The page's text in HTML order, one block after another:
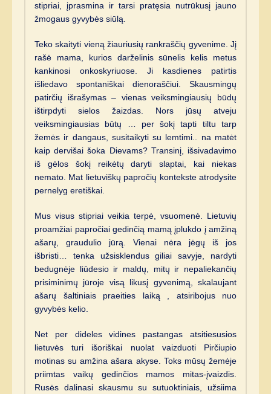
stipriai, įprasmina ir tarsi pratęsia nutrūkusį jauno
žmogaus gyvybės siūlą.
Teko skaityti vieną žiauriusių rankraščių gyvenime. Jį
rašė mama, kurios darželinis sūnelis kelis metus
kankinosi onkoskyriuose. Ji kasdienes patirtis
išliedavo spontaniškai dienoraščiui. Skausmingų
patirčių išrašymas – vienas veiksmingiausių būdų
ištirpdyti sielos žaizdas. Nors jūsų atveju
veiksmingiausias būtų … per šokį tapti tiltu tarp
žemės ir dangaus, susitaikyti su lemtimi.. na matėt
kaip dervišai šoka Dievams? Transinį, išsivadavimo
iš gėlos šokį reikėtų daryti slaptai, kai niekas
nemato. Mat lietuviškų papročių kontekste atrodysite
pernelyg eretiškai.
Mus visus stipriai veikia terpė, vsuomenė. Lietuvių
proamžiai papročiai gedinčią mamą įplukdo į amžiną
ašarų, graudulio jūrą. Vienai nėra jėgų iš jos
išbristi… tenka užsisklendus giliai savyje, nardyti
bedugnėje liūdesio ir maldų, mitų ir nepaliekančių
prisiminimų jūroje visą likusį gyvenimą, skalaujant
ašarų šaltiniais praeities laiką , atsiribojus nuo
gyvybės kelio.
Net per dideles vidines pastangas atsitiesusios
lietuvės turi išoriškai nuolat vaizduoti Pirčiupio
motinas su amžina ašara akyse. Toks mūsų žemėje
priimtas vaikų gedinčios mamos mitas-įvaizdis.
Rusės dalinasi skausmu su sutuoktiniais, užsiima